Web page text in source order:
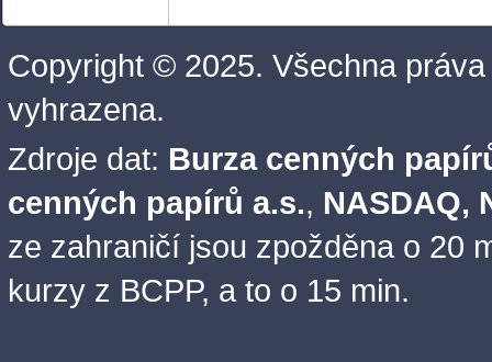
Copyright © 2025. Všechna práva
vyhrazena.
Zdroje dat: Burza cenných
cenných papírů a.s., NASDAQ,
ze zahraničí jsou zpožděna o 20
kurzy z BCPP, a to o 15 min.